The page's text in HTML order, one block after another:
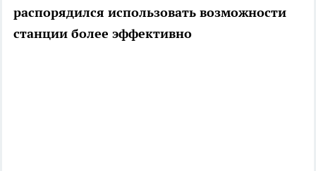
распорядился использовать возможности
станции более эффективно